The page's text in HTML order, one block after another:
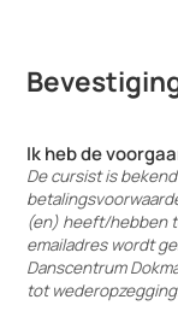
Ik heb de
De cursist is
(en) heeft/hebben
emailadres wordt
Danscentrum
tot